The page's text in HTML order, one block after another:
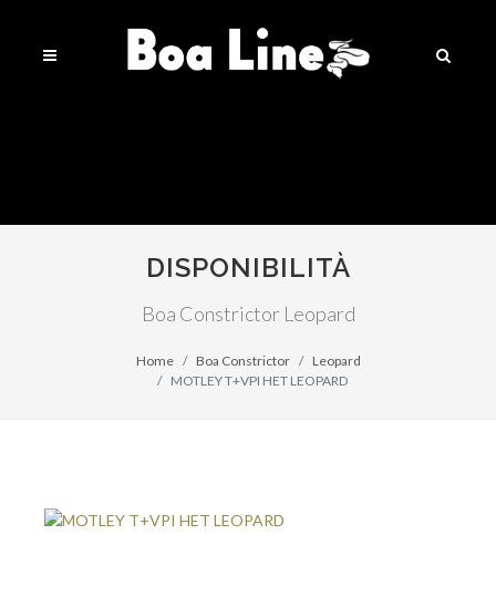
DISPONIBILITÀ
Boa Constrictor Leopard
Home Boa Constrictor
Leopard
MOTLEY T+VPI HET LEOPARD